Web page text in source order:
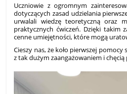
Uczniowie z ogromnym
dotyczących zasad udzielania
urwalali wiedzę teoretyczną oraz
praktycznych ćwiczeń. Dzięki takim
cenne umiejętności, które mogą
Cieszy nas, że koło pierwszej
z tak dużym zaangażowaniem i